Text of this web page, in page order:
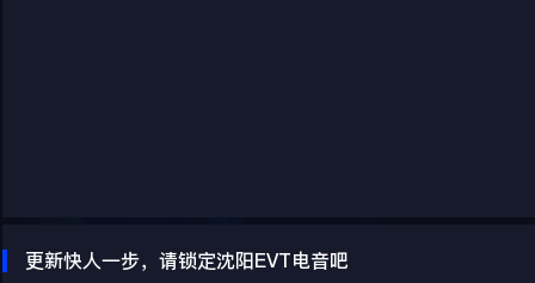
更新快人一步，请锁定沈阳EVT电音吧